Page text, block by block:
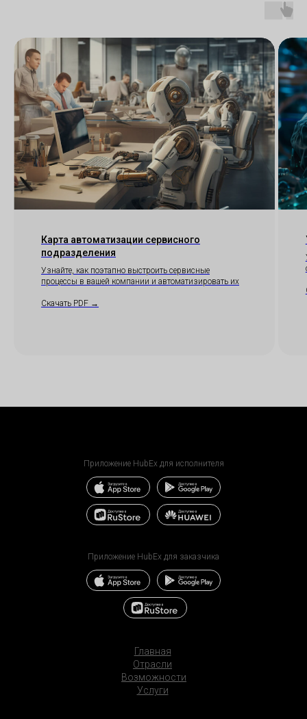
Карта автоматизации сервисного
подразделения
Узнайте, как поэтапно выстроить сервисные
процессы в вашей компании и автоматизировать их
Скачать PDF →
Главная
Отрасли
Возможности
Услуги
Приложение HubEx для заказчика
Приложение HubEx для исполнителя
Скачать
Скачать
Скачать